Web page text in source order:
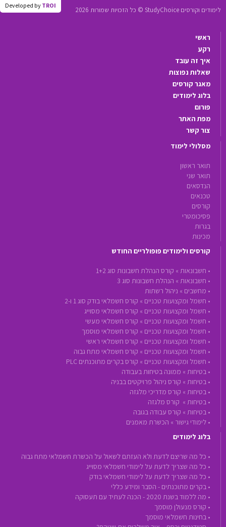
Developed by TROI
לימודים וקורסים StudyChoice © כל הזכויות שמורות 2026
ראשי
רקע
איך זה עובד
שאלות נפוצות
מאגר קורסים
בלוג לימודים
פורום
מפת האתר
צור קשר
מסלולי לימוד
תואר ראשון
תואר שני
הנדסאים
טכנאים
קורסים
פסיכומטרי
בגרות
מכינות
קורסים ולימודים פופולריים החודש
• חשבונאות » קורס הנהלת חשבונות סוג 1+2
• חשבונאות » הנהלת חשבונות סוג 3
• מחשבים » ניהול רשתות
• חשמל ומקצועות טכניים » קורס חשמלאי בודק סוג 1 ו-2
• חשמל ומקצועות טכניים » קורס חשמלאי מסוייג
• חשמל ומקצועות טכניים » קורס חשמלאי מעשי
• חשמל ומקצועות טכניים » קורס חשמלאי מוסמך
• חשמל ומקצועות טכניים » קורס חשמלאי ראשי
• חשמל ומקצועות טכניים » קורס חשמלאי מתח גבוה
• חשמל ומקצועות טכניים » קורס בקרים מתוכנתים PLC
• בטיחות » ממונה בטיחות בעבודה
• בטיחות » קורס ניהול פרויקטים בבניה
• בטיחות » קורס מדריכי מלגזה
• בטיחות » קורס מלגזה
• בטיחות » קורס עבודה בגובה
• לימודי גישור » הכשרת מאמנים
בלוג לימודים
• כל מה שריצם לדעת ולא העזתם לשאול על הכשרת חשמלאי מתח גבוה
• כל מה שצריך לדעת על לימודי חשמלאי מסוייג
• כל מה שצריך לדעת על לימודי חשמלאי בודק
• בקרים מתוכנתים - הסבר ומידע כללי
• מה ללמוד בשנת 2020 - הכנה לעתיד עם תעסוקה
• קורס מנעולן מוסמך
• בחינות חשמלאי מוסמך